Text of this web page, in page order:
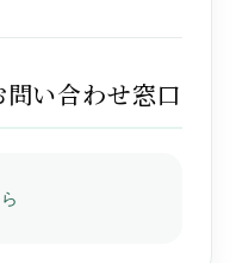
い合わせ窓口